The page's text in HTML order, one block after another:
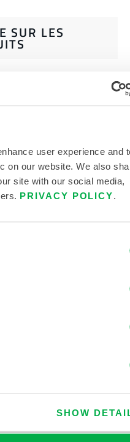
user experience and
on our website. We also
site with our social media,
PRIVACY POLICY
SHOW
SUR LES
vente : CHINE, ASIE.
votre région. Vous